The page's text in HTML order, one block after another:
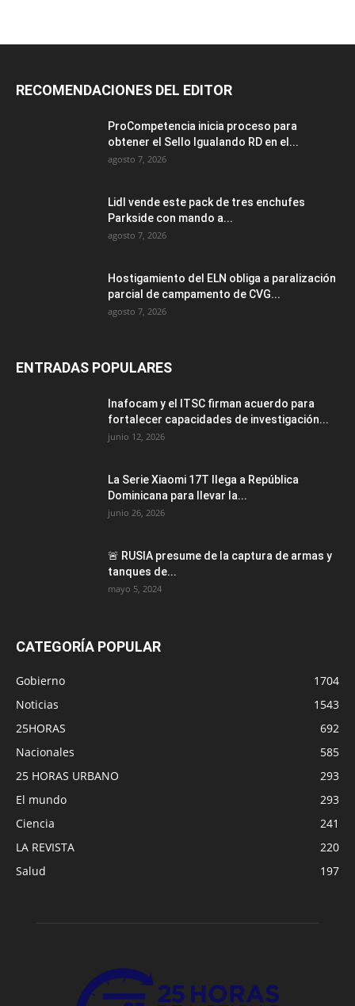
RECOMENDACIONES DEL EDITOR
ProCompetencia inicia proceso para
obtener el Sello Igualando RD en el...
agosto 7, 2026
Lidl vende este pack de tres enchufes
Parkside con mando a...
agosto 7, 2026
Hostigamiento del ELN obliga a paralización
parcial de campamento de CVG...
agosto 7, 2026
ENTRADAS POPULARES
Inafocam y el ITSC firman acuerdo para
fortalecer capacidades de investigación...
junio 12, 2026
La Serie Xiaomi 17T llega a República
Dominicana para llevar la...
junio 26, 2026
🚨 RUSIA presume de la captura de armas y
tanques de...
mayo 5, 2024
CATEGORÍA POPULAR
Gobierno
1704
Noticias
1543
25HORAS
692
Nacionales
585
25 HORAS URBANO
293
El mundo
293
Ciencia
241
LA REVISTA
220
Salud
197